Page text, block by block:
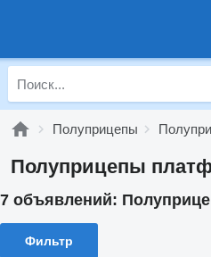
Полуприцепы
Полуприцепы
7 объявлений:
Фильтр